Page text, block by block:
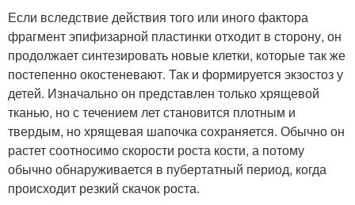
Если вследствие действия того или иного фактора
фрагмент эпифизарной пластинки отходит в сторону, он
продолжает синтезировать новые клетки, которые так же
постепенно окостеневают. Так и формируется экзостоз у
детей. Изначально он представлен только хрящевой
тканью, но с течением лет становится плотным и
твердым, но хрящевая шапочка сохраняется. Обычно он
растет соотносимо скорости роста кости, а потому
обычно обнаруживается в пубертатный период, когда
происходит резкий скачок роста.